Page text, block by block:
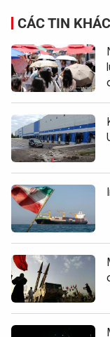
CÁC TIN KHÁC